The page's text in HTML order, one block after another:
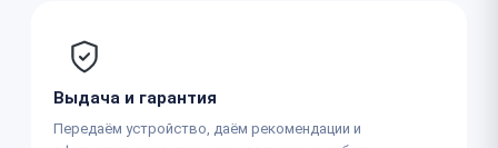
Выдача и гарантия
Передаём устройство, даём рекомендации и